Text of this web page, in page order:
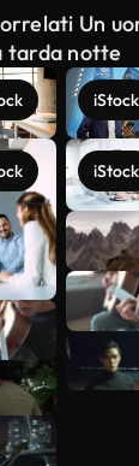
Un
tarda notte
iStock
iStock